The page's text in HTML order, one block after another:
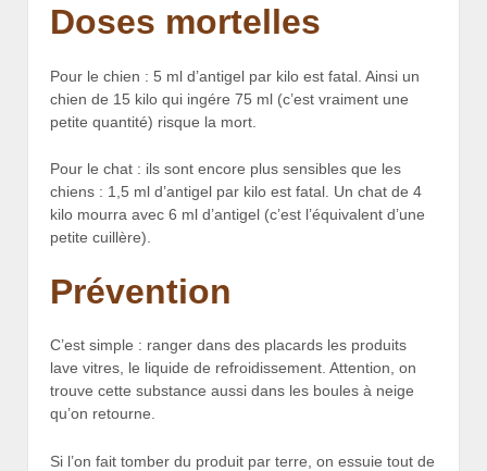
Doses mortelles
Pour le chien : 5 ml d’antigel par kilo est fatal. Ainsi un
chien de 15 kilo qui ingére 75 ml (c’est vraiment une
petite quantité) risque la mort.
Pour le chat : ils sont encore plus sensibles que les
chiens : 1,5 ml d’antigel par kilo est fatal. Un chat de 4
kilo mourra avec 6 ml d’antigel (c’est l’équivalent d’une
petite cuillère).
Prévention
C’est simple : ranger dans des placards les produits
lave vitres, le liquide de refroidissement. Attention, on
trouve cette substance aussi dans les boules à neige
qu’on retourne.
Si l’on fait tomber du produit par terre, on essuie tout de